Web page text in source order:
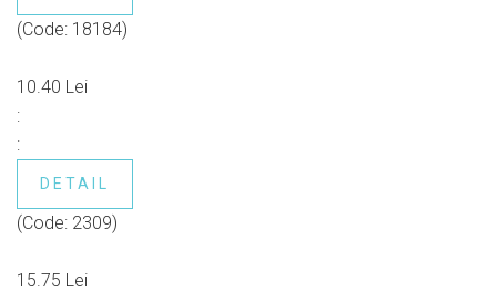
(Code: 18184)
10.40 Lei
:
:
DETAIL
(Code: 2309)
15.75 Lei